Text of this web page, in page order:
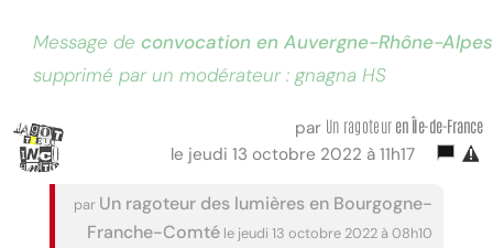
Message de convocation en Auvergne-Rhône-Alpes
supprimé par un modérateur : gnagna HS
par Un ragoteur en Île-de-France
le jeudi 13 octobre 2022 à 11h17
par Un ragoteur des lumières en Bourgogne-
Franche-Comté le jeudi 13 octobre 2022 à 08h10